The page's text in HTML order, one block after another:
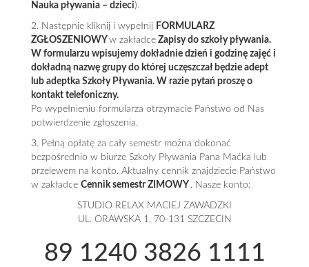
Nauka pływania – dzieci).
2. Następnie kliknij i wypełnij FORMULARZ
ZGŁOSZENIOWY w zakładce Zapisy do szkoły pływania.
W formularzu wpisujemy dokładnie dzień i godzinę zajęć i
dokładną nazwę grupy do której uczęszczał będzie adept
lub adeptka Szkoły Pływania. W razie pytań proszę o
kontakt telefoniczny.
Po wypełnieniu formularza otrzymacie Państwo od Nas
potwierdzenie zgłoszenia.
3. Pełną opłatę za cały semestr można dokonać
bezpośrednio w biurze Szkoły Pływania Pana Maćka lub
przelewem na konto. Aktualny cennik znajdziecie Państwo
w zakładce Cennik semestr ZIMOWY . Nasze konto:
STUDIO RELAX MACIEJ ZAWADZKI
UL. ORAWSKA 1, 70-131 SZCZECIN
89 1240 3826 1111